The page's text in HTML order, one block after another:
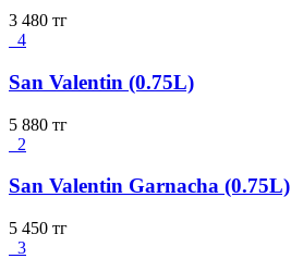
3 480 тг
4
San Valentin (0.75L)
5 880 тг
2
San Valentin Garnacha (0.75L)
5 450 тг
3